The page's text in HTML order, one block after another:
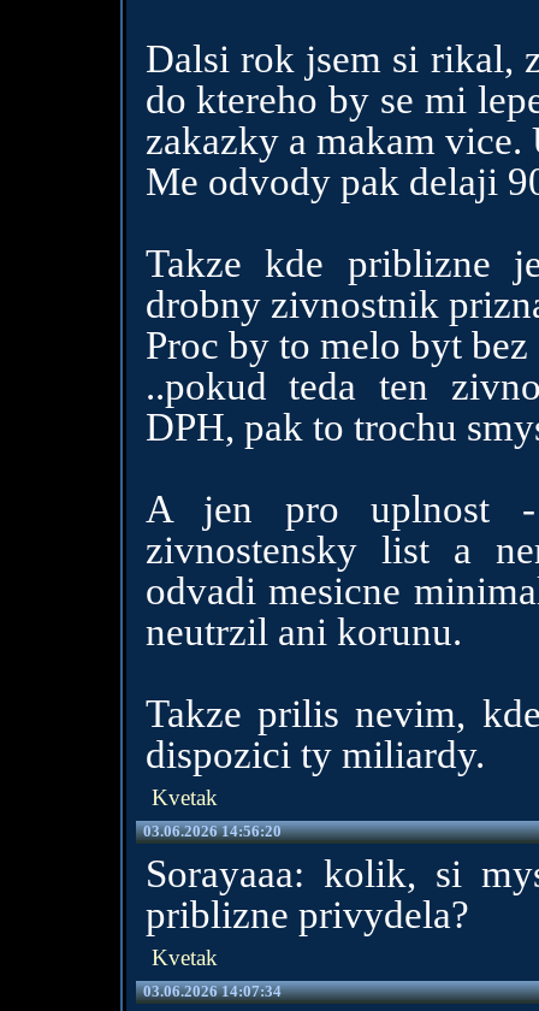
Dalsi rok jsem si rikal,
do ktereho by se mi
zakazky a makam
Me odvody pak delaji
Takze kde priblizne
drobny zivnostnik
Proc by to melo byt
..pokud teda ten
DPH, pak to trochu
A jen pro uplnost
zivnostensky list a
odvadi mesicne
neutrzil ani korunu.
Takze prilis nevim,
dispozici ty miliardy.
Kvetak
03.06.2026 14:56:20
Sorayaaa: kolik, si
priblizne privydela?
Kvetak
03.06.2026 14:07:34